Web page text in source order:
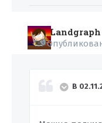
Landgraph
В